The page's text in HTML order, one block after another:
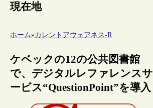
現在地
ホーム»カレントアウェアネス-R
ケベックの12の公共図書館
で、デジタルレファレンスサ
ービス“QuestionPoint”を導入